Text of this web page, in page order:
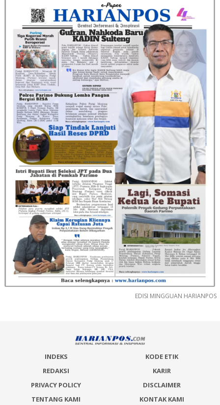
EDISI MINGGUAN HARIANPOS
INDEKS
KODE ETIK
REDAKSI
KARIR
PRIVACY POLICY
DISCLAIMER
TENTANG KAMI
KONTAK KAMI